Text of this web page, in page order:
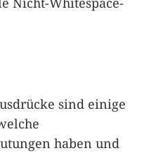
sind einige
haben und